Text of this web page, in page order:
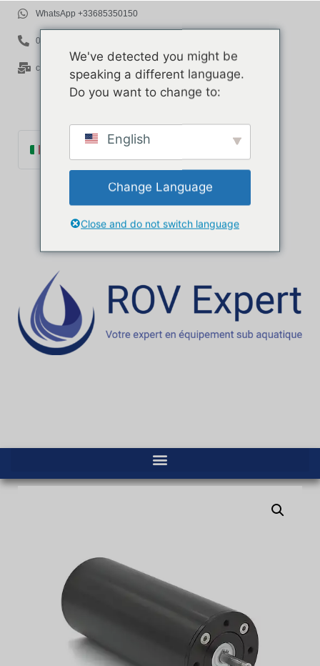
WhatsApp +33685350150
06 85 35 01 50
contact@rov-expert.com
Français
Español
Deutsch
Ελληνικά
We've detected you might be
speaking a different language.
Do you want to change to:
English
Change Language
Close and do not switch language